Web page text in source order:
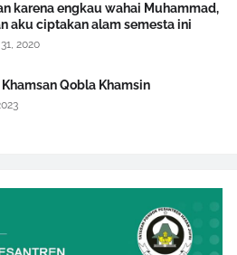
karena engkau wahai Muhammad,
aku ciptakan alam semesta ini
2020
Qobla Khamsin